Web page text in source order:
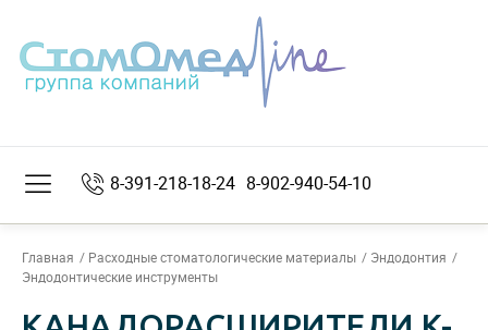
8-391-218-18-24 8-902-940-54-10
Главная Расходные стоматологические материалы
Эндодонтия
Эндодонтические инструменты